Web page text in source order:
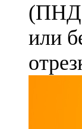
(ПНД,
или